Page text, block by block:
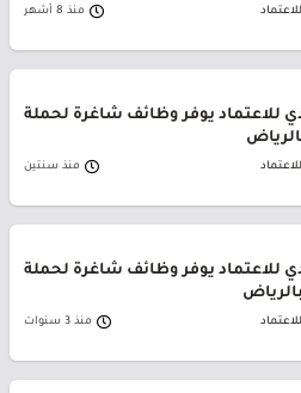
منذ 8 أشهر
للاعتماد يوفر وظائف شاغرة لحملة
منذ سنتين
للاعتماد يوفر وظائف شاغرة لحملة
منذ 3 سنوات